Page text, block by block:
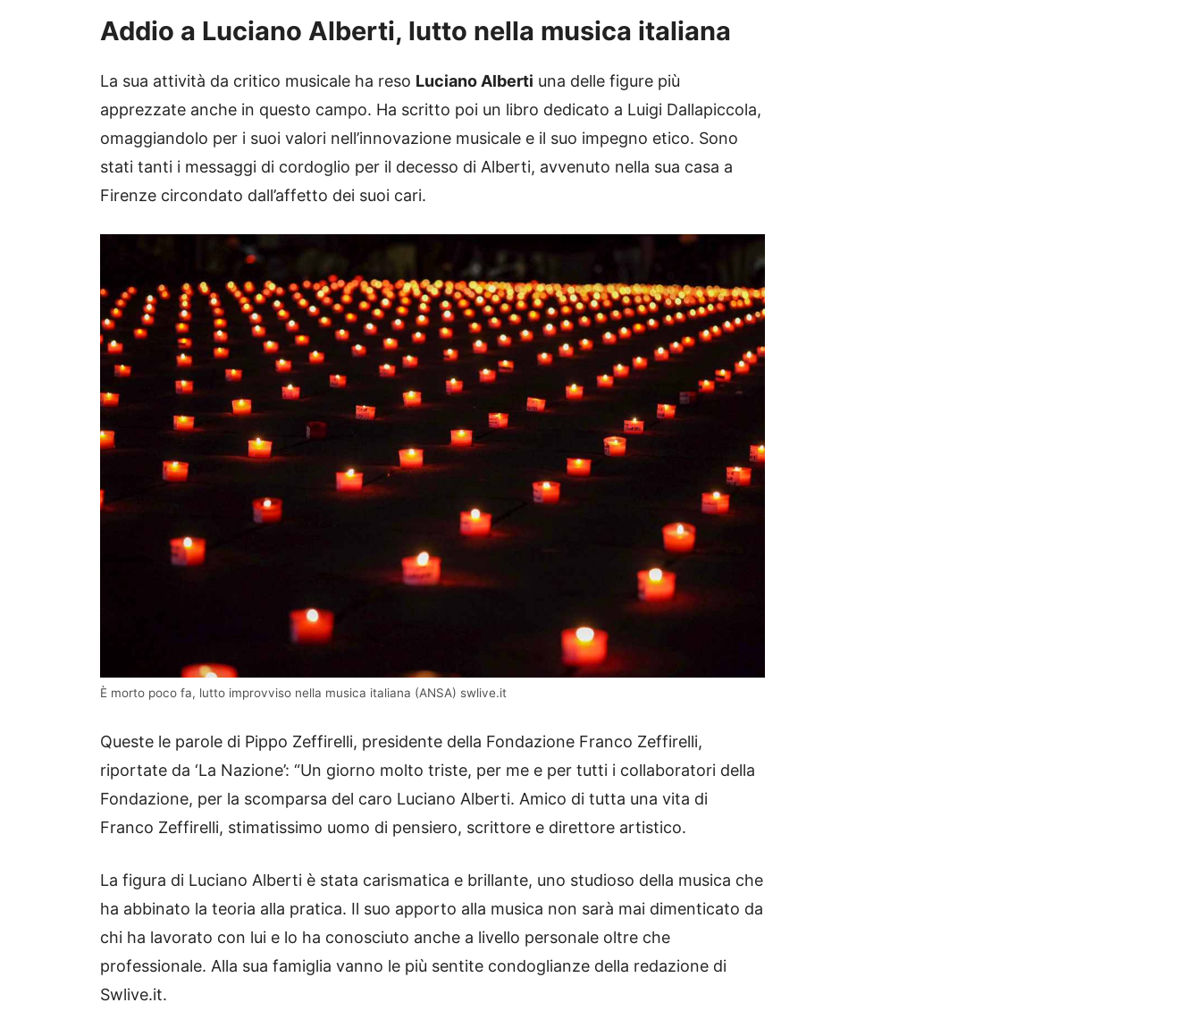
Addio a Luciano Alberti, lutto nella musica italiana
La sua attività da critico musicale ha reso Luciano Alberti una delle figure più
apprezzate anche in questo campo. Ha scritto poi un libro dedicato a Luigi Dallapiccola,
omaggiandolo per i suoi valori nell’innovazione musicale e il suo impegno etico. Sono
stati tanti i messaggi di cordoglio per il decesso di Alberti, avvenuto nella sua casa a
Firenze circondato dall’affetto dei suoi cari.
È morto poco fa, lutto improvviso nella musica italiana (ANSA) swlive.it
Queste le parole di Pippo Zeffirelli, presidente della Fondazione Franco Zeffirelli,
riportate da ‘La Nazione’: “Un giorno molto triste, per me e per tutti i collaboratori della
Fondazione, per la scomparsa del caro Luciano Alberti. Amico di tutta una vita di
Franco Zeffirelli, stimatissimo uomo di pensiero, scrittore e direttore artistico.
La figura di Luciano Alberti è stata carismatica e brillante, uno studioso della musica che
ha abbinato la teoria alla pratica. Il suo apporto alla musica non sarà mai dimenticato da
chi ha lavorato con lui e lo ha conosciuto anche a livello personale oltre che
professionale. Alla sua famiglia vanno le più sentite condoglianze della redazione di
Swlive.it.